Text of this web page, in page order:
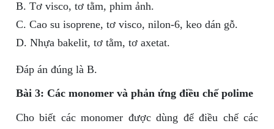
B. Tơ visco, tơ tằm, phim ảnh.
C. Cao su isoprene, tơ visco, nilon-6, keo dán gỗ.
D. Nhựa bakelit, tơ tằm, tơ axetat.
Đáp án đúng là B.
Bài 3: Các monomer và phản ứng điều chế polime
Cho biết các monomer được dùng để điều chế các